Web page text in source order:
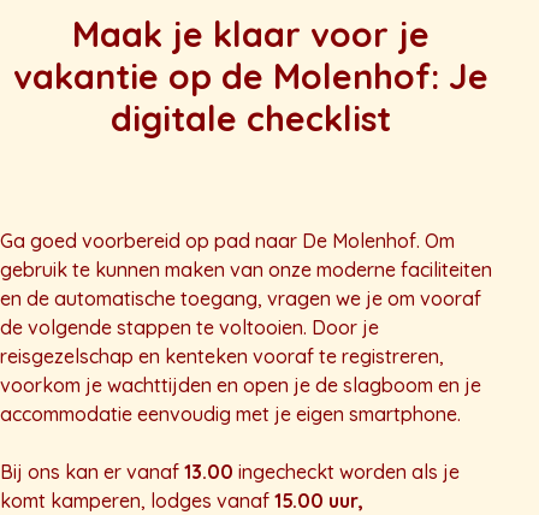
Maak je klaar voor je
vakantie op de Molenhof: Je
digitale checklist
Ga goed voorbereid op pad naar De Molenhof. Om
gebruik te kunnen maken van onze moderne faciliteiten
en de automatische toegang, vragen we je om vooraf
de volgende stappen te voltooien. Door je
reisgezelschap en kenteken vooraf te registreren,
voorkom je wachttijden en open je de slagboom en je
accommodatie eenvoudig met je eigen smartphone.
Bij ons kan er vanaf 13.00 ingecheckt worden als je
komt kamperen, lodges vanaf 15.00 uur,